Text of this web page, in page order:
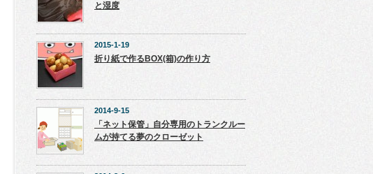
と湿度
2015-1-19
折り紙で作るBOX(箱)の作り方
2014-9-15
「ネット保管」自分専用のトランクルー
ムが持てる夢のクローゼット